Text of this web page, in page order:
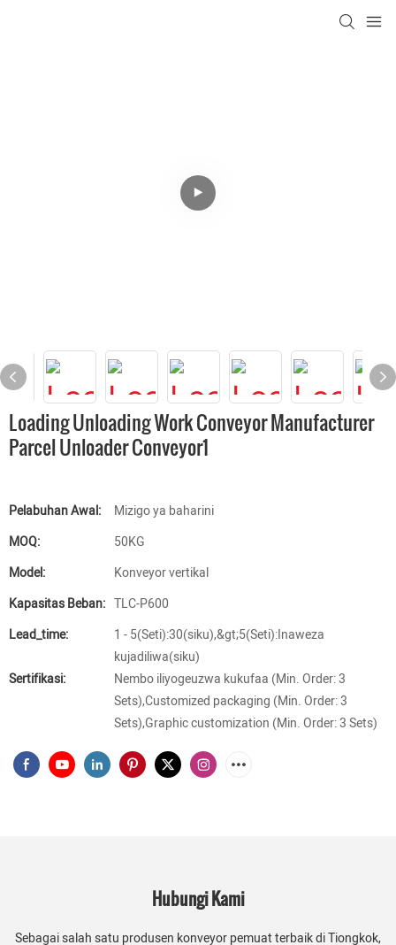
Loading Unloading Work Conveyor Manufacturer
Parcel Unloader Conveyor1
Pelabuhan Awal:
Mizigo ya baharini
MOQ:
50KG
Model:
Konveyor vertikal
Kapasitas Beban: TLC-P600
Lead_time:
1 - 5(Seti):30(siku),&gt;5(Seti):Inaweza
kujadiliwa(siku)
Sertifikasi:
Nembo iliyogeuzwa kukufaa (Min. Order: 3
Sets),Customized packaging (Min. Order: 3
Sets),Graphic customization (Min. Order: 3 Sets)
Hubungi Kami
Sebagai salah satu produsen konveyor pemuat terbaik di Tiongkok,